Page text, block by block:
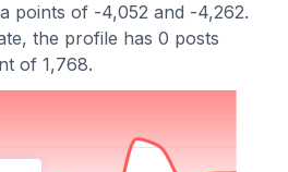
points of -4,052 and -4,262.
the profile has 0 posts
of 1,768.